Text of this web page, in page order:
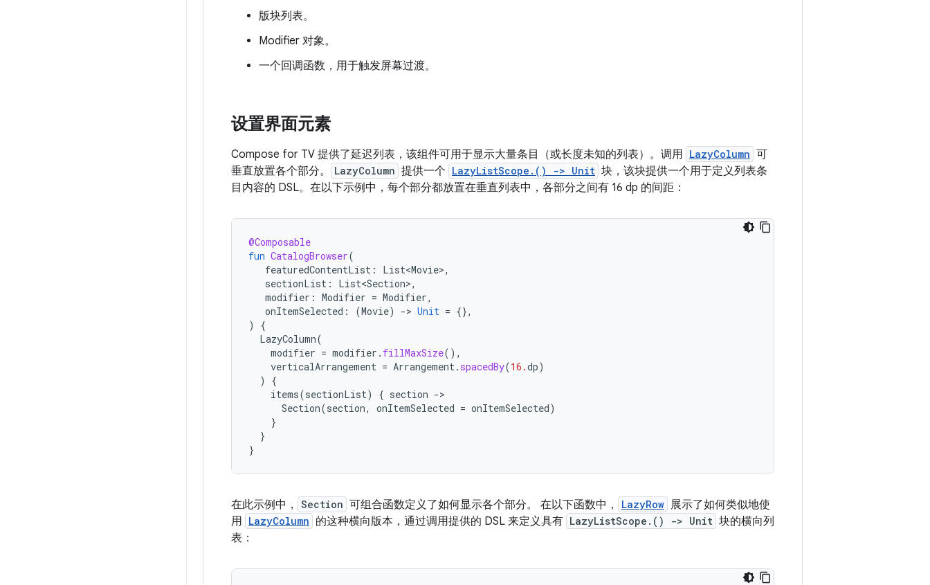
版块列表。
Modifier 对象。
一个回调函数，用于触发屏幕过渡。
设置界面元素
Compose for TV 提供了延迟列表，该组件可用于显示大量条目（或长度未知的列表）。调用 LazyColumn 可
垂直放置各个部分。
LazyColumn 提供一个 LazyListScope.() -> Unit 块，该块提供一个用于定义列表条
目内容的 DSL。在以下示例中，每个部分都放置在垂直列表中，各部分之间有 16 dp 的间距：
@Composable
fun CatalogBrowser(
featuredContentList : List<Movie>,
sectionList : List<Section>,
modifier : Modifier = Modifier,
onItemSelected : (Movie) -> Unit = {},
)
{
LazyColumn(
modifier = modifier . fillMaxSize(),
verticalArrangement = Arrangement. spacedBy(16.dp)
)
{
items(sectionList) { section -
Section(section, onItemSelected = onItemSelected)
}
}
}
在此示例中， Section 可组合函数定义了如何显示各个部分。 在以下函数中， LazyRow 展示了如何类似地使
用 LazyColumn 的这种横向版本，通过调用提供的 DSL 来定义具有 LazyListScope.() -> Unit 块的横向列
表：